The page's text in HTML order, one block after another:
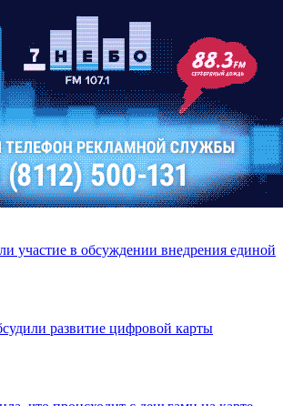
участие в обсуждении внедрения единой
развитие цифровой карты